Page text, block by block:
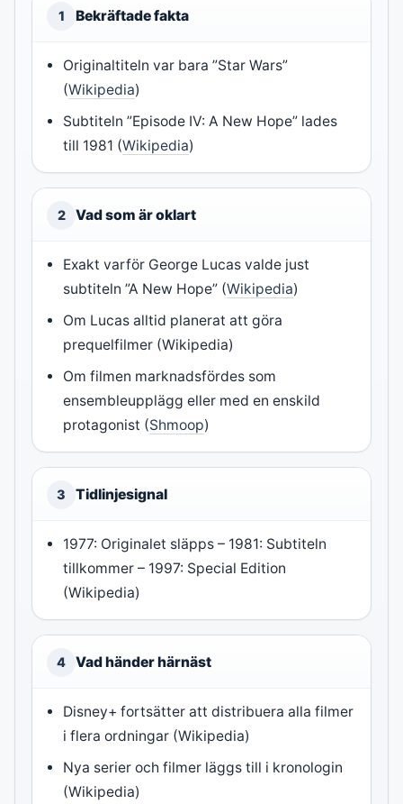
1 Bekräftade fakta
Originaltiteln var bara ”Star Wars”
(Wikipedia)
Subtiteln ”Episode IV: A New Hope” lades
till 1981 (Wikipedia)
2 Vad som är oklart
Exakt varför George Lucas valde just
subtiteln ”A New Hope” (Wikipedia)
Om Lucas alltid planerat att göra
prequelfilmer (Wikipedia)
Om filmen marknadsfördes som
ensembleupplägg eller med en enskild
protagonist (Shmoop)
3 Tidlinjesignal
1977: Originalet släpps – 1981: Subtiteln
tillkommer – 1997: Special Edition
(Wikipedia)
4 Vad händer härnäst
Disney+ fortsätter att distribuera alla filmer
i flera ordningar (Wikipedia)
Nya serier och filmer läggs till i kronologin
(Wikipedia)